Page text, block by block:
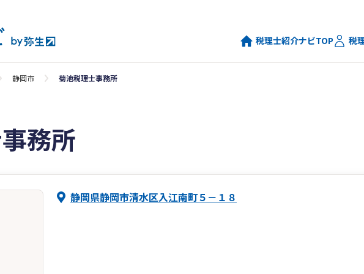
税理士紹介ナビTOP 税
静岡市 菊池税理士事務所
務所
静岡県静岡市清水区入江南町５－１８